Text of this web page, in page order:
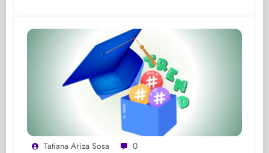
Tatiana Ariza Sosa 0